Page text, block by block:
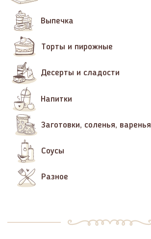
Выпечка
Торты и пирожные
Десерты и сладости
Напитки
Заготовки, соленья, варенья
Соусы
Разное